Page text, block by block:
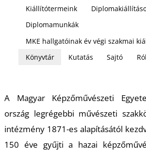
Kiállítótermeink
Diplomamunkák
MKE hallgatóinak év végi szakmai
Könyvtár
Kutatás Sajtó
A Magyar Képzőművészeti
ország legrégebbi művészeti
intézmény 1871-es alapításától
150 éve gyűjti a hazai